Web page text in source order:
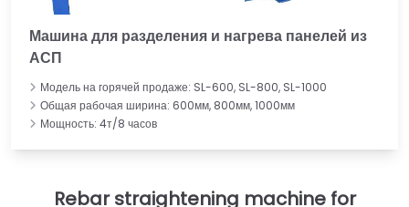
Машина для разделения и нагрева панелей из
АСП
Модель на горячей продаже: SL-600, SL-800, SL-1000
Общая рабочая ширина: 600мм, 800мм, 1000мм
Мощность: 4т/8 часов